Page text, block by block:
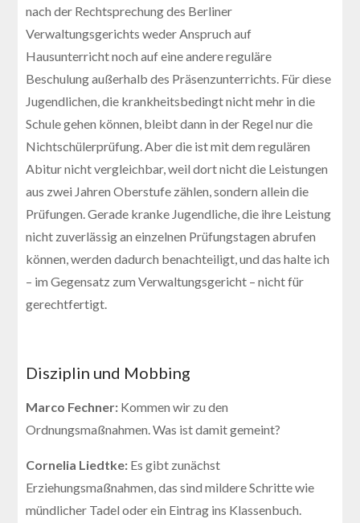
nach der Rechtsprechung des Berliner
Verwaltungsgerichts weder Anspruch auf
Hausunterricht noch auf eine andere reguläre
Beschulung außerhalb des Präsenzunterrichts. Für diese
Jugendlichen, die krankheitsbedingt nicht mehr in die
Schule gehen können, bleibt dann in der Regel nur die
Nichtschülerprüfung. Aber die ist mit dem regulären
Abitur nicht vergleichbar, weil dort nicht die Leistungen
aus zwei Jahren Oberstufe zählen, sondern allein die
Prüfungen. Gerade kranke Jugendliche, die ihre Leistung
nicht zuverlässig an einzelnen Prüfungstagen abrufen
können, werden dadurch benachteiligt, und das halte ich
– im Gegensatz zum Verwaltungsgericht – nicht für
gerechtfertigt.
Disziplin und Mobbing
Marco Fechner: Kommen wir zu den
Ordnungsmaßnahmen. Was ist damit gemeint?
Cornelia Liedtke: Es gibt zunächst
Erziehungsmaßnahmen, das sind mildere Schritte wie
mündlicher Tadel oder ein Eintrag ins Klassenbuch.